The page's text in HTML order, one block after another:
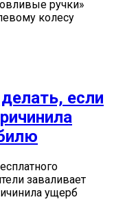
ручки»
колесу
если
заваливает
ущерб